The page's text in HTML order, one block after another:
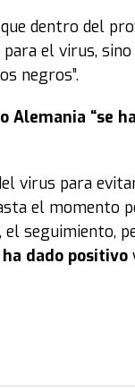
dentro del
el virus,
negros”.
Alemania “se
virus para
el momento
seguimiento,
dado positivo